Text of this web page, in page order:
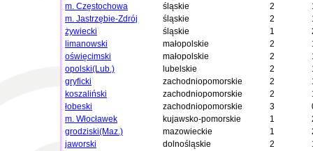
m. Częstochowa
śląskie 2
m. Jastrzębie-Zdrój
śląskie 2
żywiecki
śląskie 1
limanowski
małopolskie 2
oświęcimski
małopolskie 2
opolski(Lub.)
lubelskie 2
gryficki
zachodniopomorskie 2
koszaliński
zachodniopomorskie 2
łobeski
zachodniopomorskie 3
m. Włocławek
kujawsko-pomorskie 1
grodziski(Maz.)
mazowieckie 1
jaworski
dolnośląskie 2